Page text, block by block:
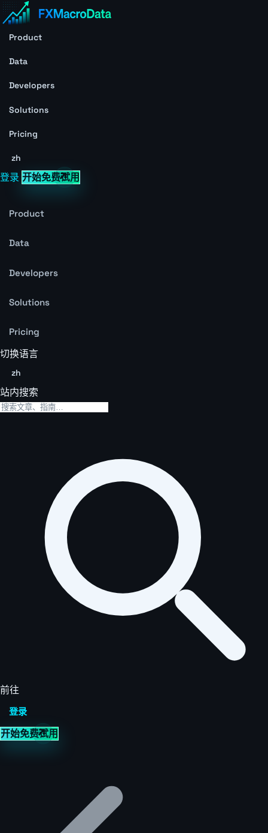
Product
Data
Developers
Solutions
Pricing
zh
登录 开始免费试用
Product
Data
Developers
Solutions
Pricing
切换语言
zh
站内搜索
前往
登录
开始免费试用